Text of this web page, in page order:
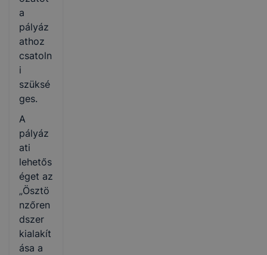
a
pályáz
athoz
csatoln
i
szüksé
ges.
A
pályáz
ati
lehetős
éget az
„Ösztö
nzőren
dszer
kialakít
ása a